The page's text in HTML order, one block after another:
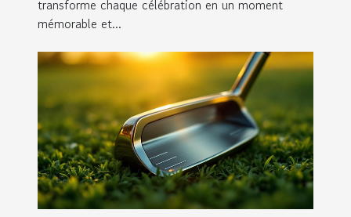
transforme chaque célébration en un moment
mémorable et...